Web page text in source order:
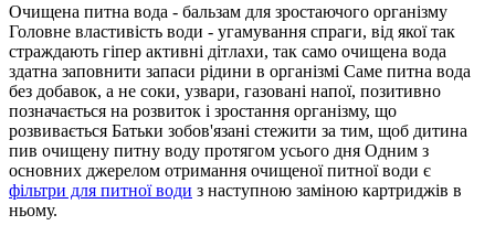
Очищена питна вода - бальзам для зростаючого організму
Головне властивість води - угамування спраги, від якої так
страждають гіпер активні дітлахи, так само очищена вода
здатна заповнити запаси рідини в організмі Саме питна вода
без добавок, а не соки, узвари, газовані напої, позитивно
позначається на розвиток і зростання організму, що
розвивається Батьки зобов'язані стежити за тим, щоб дитина
пив очищену питну воду протягом усього дня Одним з
основних джерелом отримання очищеної питної води є
фільтри для питної води з наступною заміною картриджів в
ньому.